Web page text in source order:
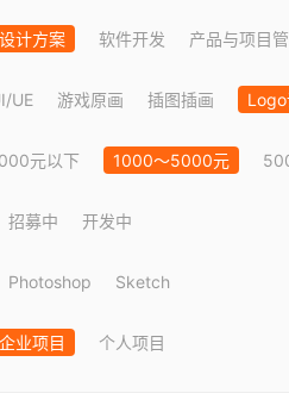
设计方案 软件开发 产品与项目
UE 游戏原画 插图插画
元以下 1000～5000元
招募中 开发中
Photoshop Sketch
企业项目 个人项目